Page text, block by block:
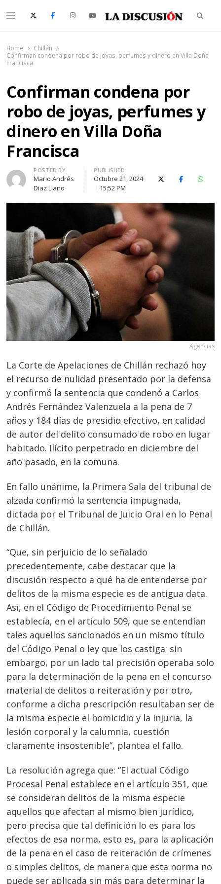
Menu
Home
Chillán
Confirman condena por robo de joyas, perfumes y dinero en Villa Doña
Francisca
Confirman condena por
robo de joyas, perfumes y
dinero en Villa Doña
Francisca
Author
POSTED BY
Mario Andrés
Diaz Llano
PUBLISHED
Octubre 21, 2024
15:52 PM
X (Twitter)Facebook
Agencias
La Corte de Apelaciones de Chillán rechazó hoy
el recurso de nulidad presentado por la defensa
y confirmó la sentencia que condenó a Carlos
Andrés Fernández Valenzuela a la pena de 7
años y 184 días de presidio efectivo, en calidad
de autor del delito consumado de robo en lugar
habitado. Ilícito perpetrado en diciembre del
año pasado, en la comuna.
En fallo unánime, la Primera Sala del tribunal de
alzada confirmó la sentencia impugnada,
dictada por el Tribunal de Juicio Oral en lo Penal
de Chillán.
“Que, sin perjuicio de lo señalado
precedentemente, cabe destacar que la
discusión respecto a qué ha de entenderse por
delitos de la misma especie es de antigua data.
Así, en el Código de Procedimiento Penal se
establecía, en el artículo 509, que se entendían
tales aquellos sancionados en un mismo título
del Código Penal o ley que los castiga; sin
embargo, por un lado tal precisión operaba solo
para la determinación de la pena en el concurso
material de delitos o reiteración y por otro,
conforme a dicha prescripción resultaban ser de
la misma especie el homicidio y la injuria, la
lesión corporal y la calumnia, cuestión
claramente insostenible”, plantea el fallo.
La resolución agrega que: “El actual Código
Procesal Penal establece en el artículo 351, que
se consideran delitos de la misma especie
aquellos que afectan al mismo bien jurídico,
pero precisa que tal definición lo es para los
efectos de esa norma, esto es, para la aplicación
de la pena en el caso de reiteración de crímenes
o simples delitos, de manera que esta norma no
puede ser aplicada sin más para determinar la